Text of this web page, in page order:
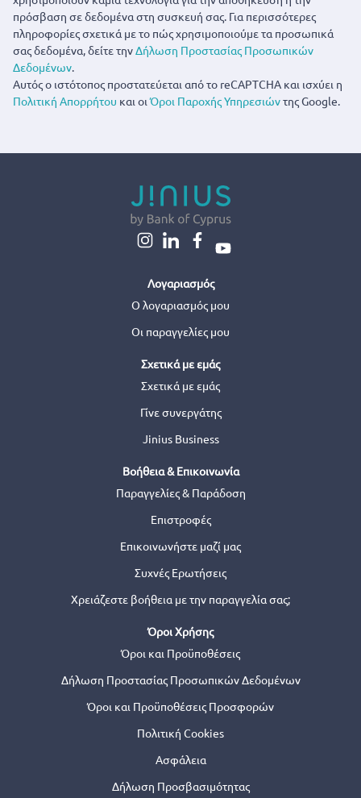
πρόσβαση σε δεδομένα στη συσκευή σας. Για περισσότερες
πληροφορίες σχετικά με το πώς χρησιμοποιούμε τα προσωπικά
σας δεδομένα, δείτε τηνΔήλωση Προστασίας Προσωπικών
Δεδομένων.
Αυτός ο ιστότοπος προστατεύεται από το reCAPTCHA και ισχύει η
Πολιτική Απορρήτου και οιΌροι Παροχής Υπηρεσιώντης Google.
Λογαριασμός
Ο λογαριασμός μου
Οι παραγγελίες μου
Σχετικά με εμάς
Σχετικά με εμάς
Γίνε συνεργάτης
Jinius Business
Βοήθεια & Επικοινωνία
Παραγγελίες & Παράδοση
Επιστροφές
Επικοινωνήστε μαζί μας
Συχνές Ερωτήσεις
Χρειάζεστε βοήθεια με την παραγγελία σας;
Όροι Χρήσης
Όροι και Προϋποθέσεις
Δήλωση Προστασίας Προσωπικών Δεδομένων
Όροι και Προϋποθέσεις Προσφορών
Πολιτική Cookies
Ασφάλεια
Δήλωση Προσβασιμότητας